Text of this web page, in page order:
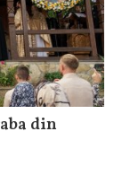
din